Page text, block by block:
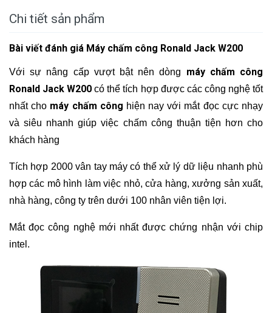
Chi tiết sản phẩm
Bài viết đánh giá Máy chấm công Ronald Jack W200
Với sự nâng cấp vượt bật nên dòng máy chấm công
Ronald Jack W200 có thể tích hợp được các công nghệ tốt
nhất cho máy chấm công hiện nay với mắt đọc cực nhạy
và siêu nhanh giúp việc chấm công thuận tiện hơn cho
khách hàng
Tích hợp 2000 vân tay máy có thể xử lý dữ liệu nhanh phù
hợp các mô hình làm việc nhỏ, cửa hàng, xưởng sản xuất,
nhà hàng, công ty trên dưới 100 nhân viên tiện lợi.
Mắt đọc công nghệ mới nhất được chứng nhận với chip
intel.